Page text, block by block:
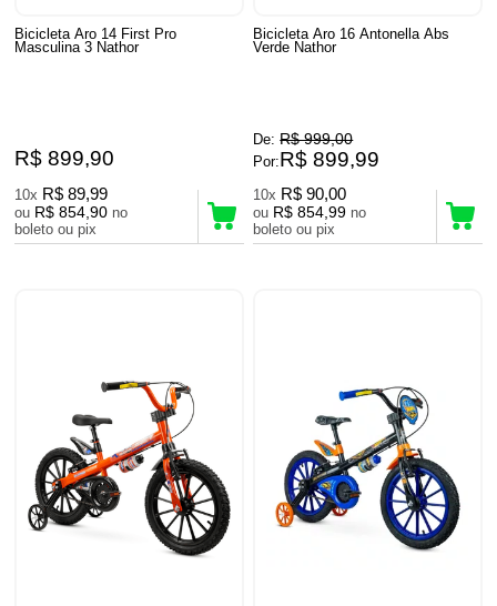
Bicicleta Aro 14 First Pro
Masculina 3 Nathor
R$ 899,90
10x R$ 89,99
ou R$ 854,90 no
boleto ou pix
Bicicleta Aro 16 Antonella Abs
Verde Nathor
De: R$ 999,00
Por:R$ 899,99
10x R$ 90,00
ou R$ 854,99 no
boleto ou pix